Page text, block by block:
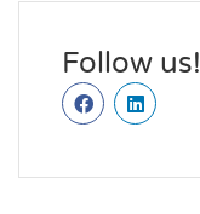
Follow us!